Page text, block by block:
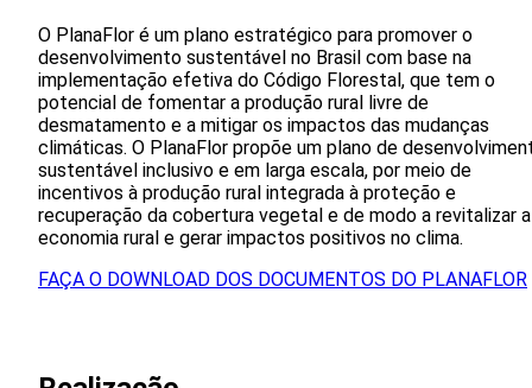
O PlanaFlor é um plano estratégico para promover o
desenvolvimento sustentável no Brasil com base na
implementação efetiva do Código Florestal, que tem o
potencial de fomentar a produção rural livre de
desmatamento e a mitigar os impactos das mudanças
climáticas. O PlanaFlor propõe um plano de
sustentável inclusivo e em larga escala, por meio de
incentivos à produção rural integrada à proteção e
recuperação da cobertura vegetal e de modo a revitalizar a
economia rural e gerar impactos positivos no clima.
FAÇA O DOWNLOAD DOS DOCUMENTOS DO PLANAFLOR